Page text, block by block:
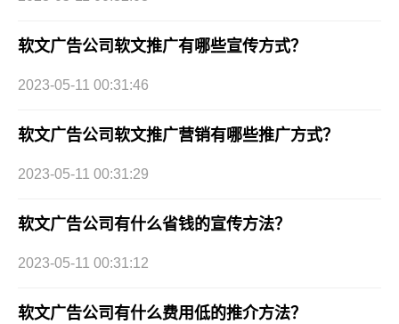
软文广告公司软文推广有哪些宣传方式？
2023-05-11 00:31:46
软文广告公司软文推广营销有哪些推广方式？
2023-05-11 00:31:29
软文广告公司有什么省钱的宣传方法？
2023-05-11 00:31:12
软文广告公司有什么费用低的推介方法？